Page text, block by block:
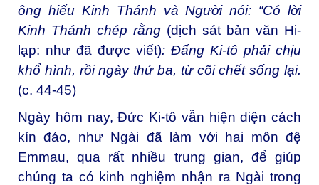
ông hiểu Kinh Thánh và Người nói: “Có lời
Kinh Thánh chép rằng (dịch sát bản văn Hi-
lạp: như đã được viết): Đấng Ki-tô phải chịu
khổ hình, rồi ngày thứ ba, từ cõi chết sống lại.
(c. 44-45)
Ngày hôm nay, Đức Ki-tô vẫn hiện diện cách
kín đáo, như Ngài đã làm với hai môn đệ
Emmau, qua rất nhiều trung gian, để giúp
chúng ta có kinh nghiệm nhận ra Ngài trong